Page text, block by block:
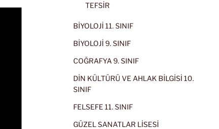
TEFSİR
BİYOLOJİ 11. SINIF
BİYOLOJİ 9. SINIF
COĞRAFYA 9. SINIF
DİN KÜLTÜRÜ VE AHLAK BİLGİSİ 10.
SINIF
FELSEFE 11. SINIF
GÜZEL SANATLAR LİSESİ